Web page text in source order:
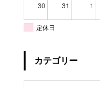
30 31 1
定休日
カテゴリー